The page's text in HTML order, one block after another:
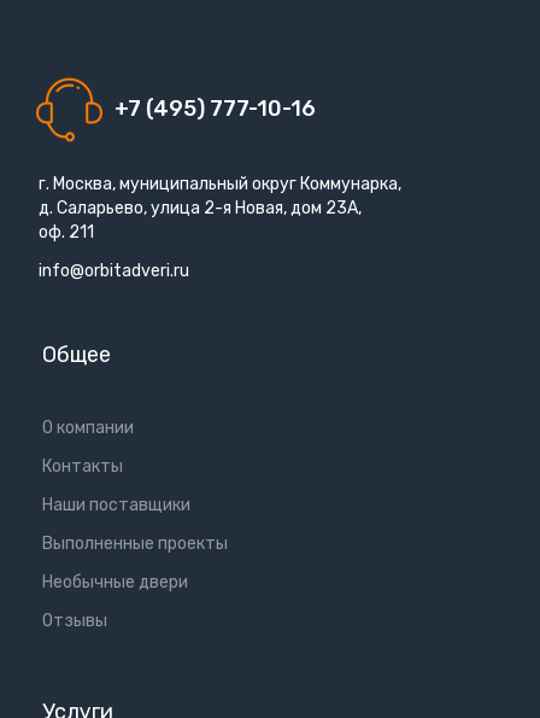
+7 (495) 777-10-16
г. Москва, муниципальный округ Коммунарка,
д. Саларьево, улица 2-я Новая, дом 23А,
оф. 211
info@orbitadveri.ru
Общее
О компании
Контакты
Наши поставщики
Выполненные проекты
Необычные двери
Отзывы
Услуги